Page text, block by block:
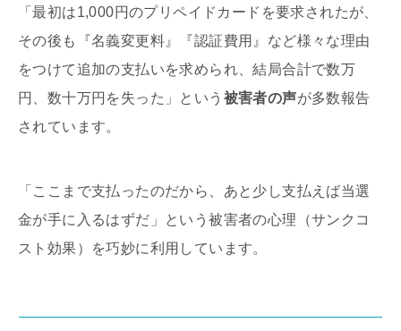
「最初は1,000円のプリペイドカードを要求されたが、
その後も『名義変更料』『認証費用』など様々な理由
をつけて追加の支払いを求められ、結局合計で数万
円、数十万円を失った」という 被害者の声が多数報告
されています。
「ここまで支払ったのだから、あと少し支払えば当選
金が手に入るはずだ」という被害者の心理（サンクコ
スト効果）を巧妙に利用しています。